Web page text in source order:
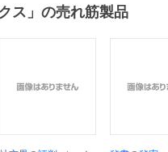
ス 」の売れ筋製品